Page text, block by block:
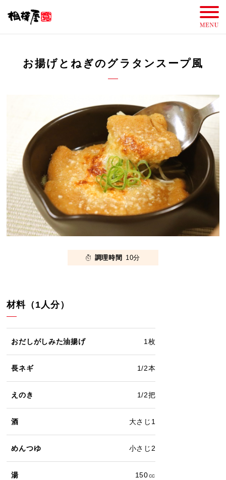
お揚げとねぎのグラタンスープ風
調理時間 10分
材料（1人分）
おだしがしみた油揚げ 1枚
長ネギ 1/2本
えのき 1/2把
酒 大さじ1
めんつゆ 小さじ2
湯 150㏄